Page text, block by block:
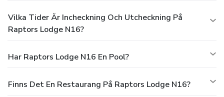
Vilka Tider Är Incheckning Och Utcheckning På
Raptors Lodge N16?
Har Raptors Lodge N16 En Pool?
Finns Det En Restaurang På Raptors Lodge N16?